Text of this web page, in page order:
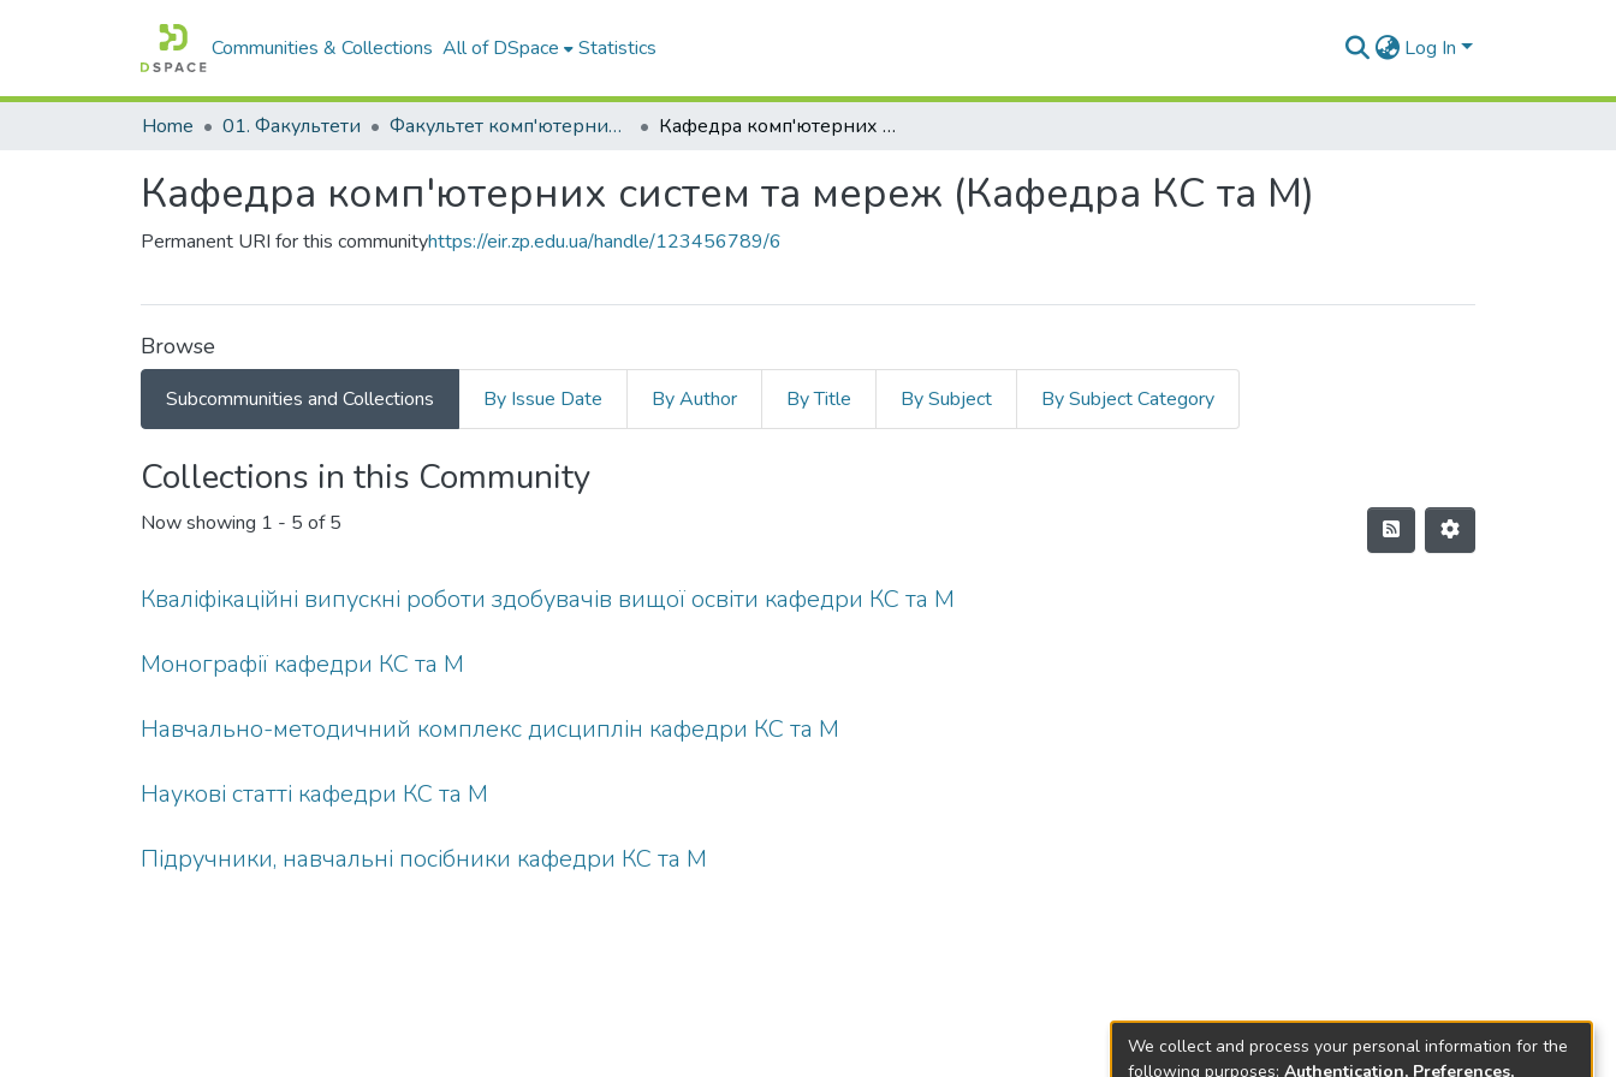
Communities & Collections All of DSpace Statistics Log In
Home 01. Факультети Факультет комп'ютерних наук і технологій Кафедра комп'ютерних систем та мереж (Кафедра КС та М)
Кафедра комп'ютерних систем та мереж (Кафедра КС та М)
Permanent URI for this communityhttps://eir.zp.edu.ua/handle/123456789/6
Browse
Subcommunities and Collections By Issue Date By Author By Title By Subject By Subject Category
Collections in this Community
Now showing 1 - 5 of 5
Кваліфікаційні випускні роботи здобувачів вищої освіти кафедри КС та М
Монографії кафедри КС та М
Навчально-методичний комплекс дисциплін кафедри КС та М
Наукові статті кафедри КС та М
Підручники, навчальні посібники кафедри КС та М
We collect and process your personal information for the
following purposes: Authentication, Preferences,